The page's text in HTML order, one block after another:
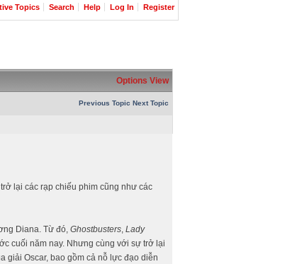
Topics Search Help Log In Register
Options View
Previous Topic Next Topic
lại các rạp chiếu phim cũng như các
Diana. Từ đó, Ghostbusters, Lady
cuối năm nay. Nhưng cùng với sự trở lại
giải Oscar, bao gồm cả nỗ lực đạo diễn